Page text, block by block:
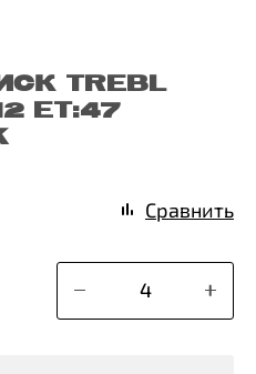
TREBL
ET:47
Сравнить